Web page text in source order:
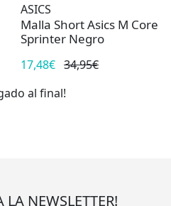
ASICS
Malla Short Asics M Core
Sprinter Negro
17,48€ 34,95€
al final!
LA NEWSLETTER!